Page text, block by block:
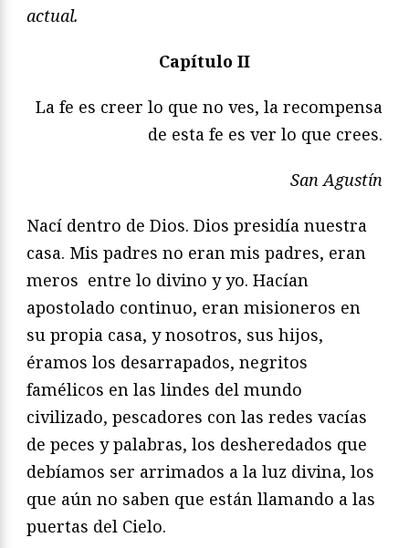
actual.
Capítulo II
La fe es creer lo que no ves, la recompensa
de esta fe es ver lo que crees.
San Agustín
Nací dentro de Dios. Dios presidía nuestra
casa. Mis padres no eran mis padres, eran
meros entre lo divino y yo. Hacían
apostolado continuo, eran misioneros en
su propia casa, y nosotros, sus hijos,
éramos los desarrapados, negritos
famélicos en las lindes del mundo
civilizado, pescadores con las redes vacías
de peces y palabras, los desheredados que
debíamos ser arrimados a la luz divina, los
que aún no saben que están llamando a las
puertas del Cielo.